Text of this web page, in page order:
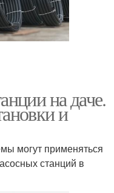
на даче.
и
могут применяться
станций в